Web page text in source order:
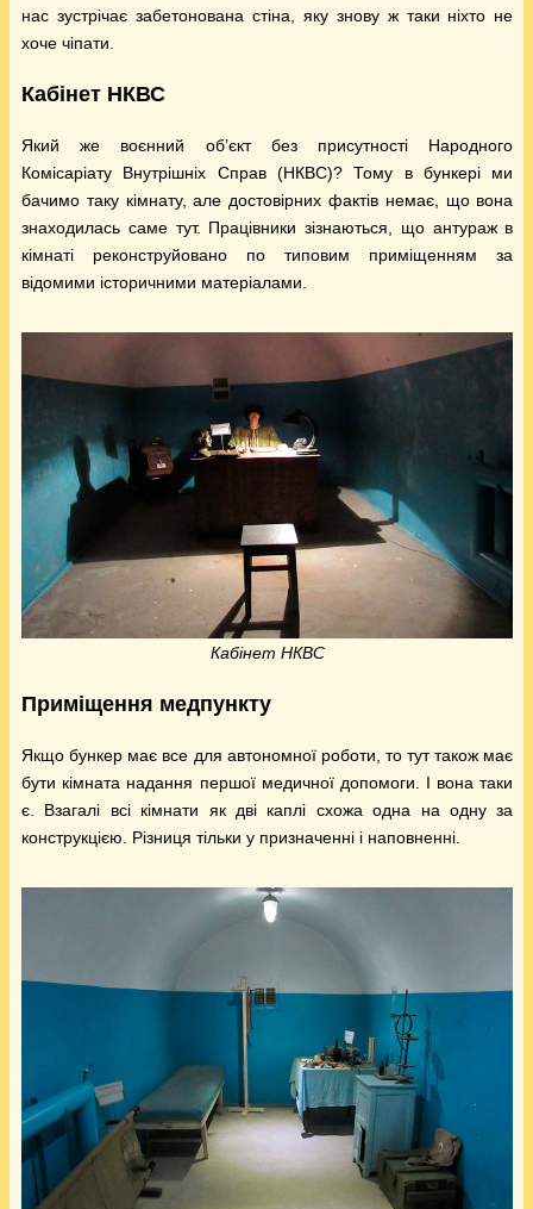
нас зустрічає забетонована стіна, яку знову ж таки ніхто не
хоче чіпати.
Кабінет НКВС
Який же воєнний об’єкт без присутності Народного
Комісаріату Внутрішніх Справ (НКВС)? Тому в бункері ми
бачимо таку кімнату, але достовірних фактів немає, що вона
знаходилась саме тут. Працівники зізнаються, що антураж в
кімнаті реконструйовано по типовим приміщенням за
відомими історичними матеріалами.
Кабінет НКВС
Приміщення медпункту
Якщо бункер має все для автономної роботи, то тут також має
бути кімната надання першої медичної допомоги. І вона таки
є. Взагалі всі кімнати як дві каплі схожа одна на одну за
конструкцією. Різниця тільки у призначенні і наповненні.